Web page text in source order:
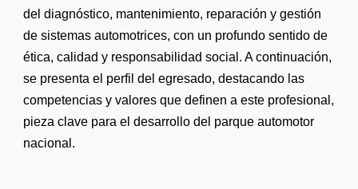
del diagnóstico, mantenimiento, reparación y gestión
de sistemas automotrices, con un profundo sentido de
ética, calidad y responsabilidad social. A continuación,
se presenta el perfil del egresado, destacando las
competencias y valores que definen a este profesional,
pieza clave para el desarrollo del parque automotor
nacional.